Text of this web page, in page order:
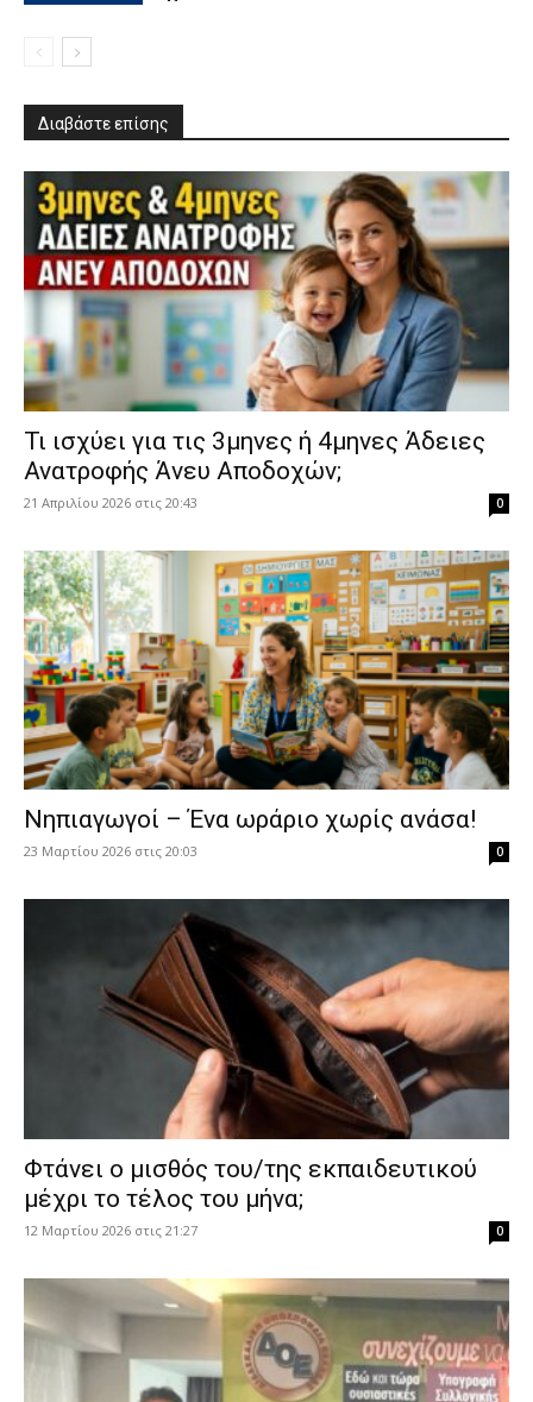
Διαβάστε επίσης
​Τι ισχύει για τις 3μηνες ή 4μηνες Άδειες
Ανατροφής Άνευ Αποδοχών;
21 Απριλίου 2026 στις 20:43 0
Νηπιαγωγοί – Ένα ωράριο χωρίς ανάσα!
23 Μαρτίου 2026 στις 20:03 0
Φτάνει ο μισθός του/της εκπαιδευτικού
μέχρι το τέλος του μήνα;
12 Μαρτίου 2026 στις 21:27 0